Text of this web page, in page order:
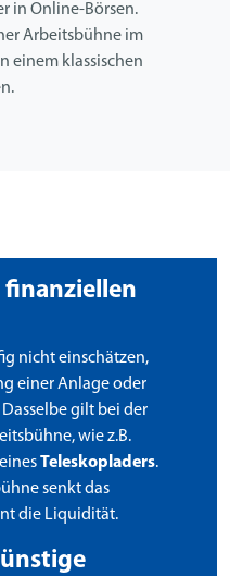
in Online-Börsen.
Arbeitsbühne im
einem klassischen
nicht einschätzen,
einer Anlage oder
gilt bei der
wie z.B.
Teleskopladers.
senkt das
die Liquidität.